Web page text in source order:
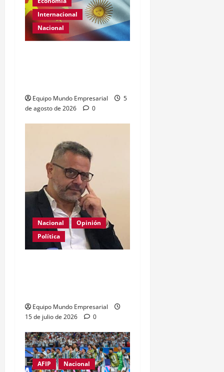
Internacional
Nacional
Equipo Mundo Empresarial
5
de agosto de 2026
0
Nacional
Opinión
Política
Equipo Mundo Empresarial
15 de julio de 2026
0
AFIP
Nacional